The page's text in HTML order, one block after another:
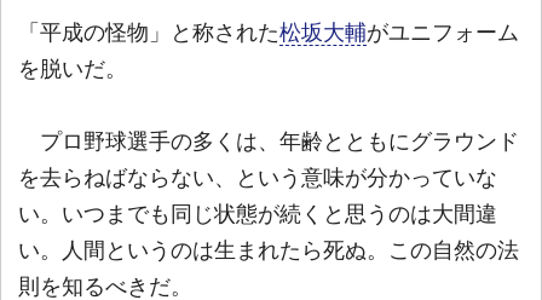
「平成の怪物」と称された松坂大輔がユニフォーム
を脱いだ。
プロ野球選手の多くは、年齢とともにグラウンド
を去らねばならない、という意味が分かっていな
い。いつまでも同じ状態が続くと思うのは大間違
い。人間というのは生まれたら死ぬ。この自然の法
則を知るべきだ。